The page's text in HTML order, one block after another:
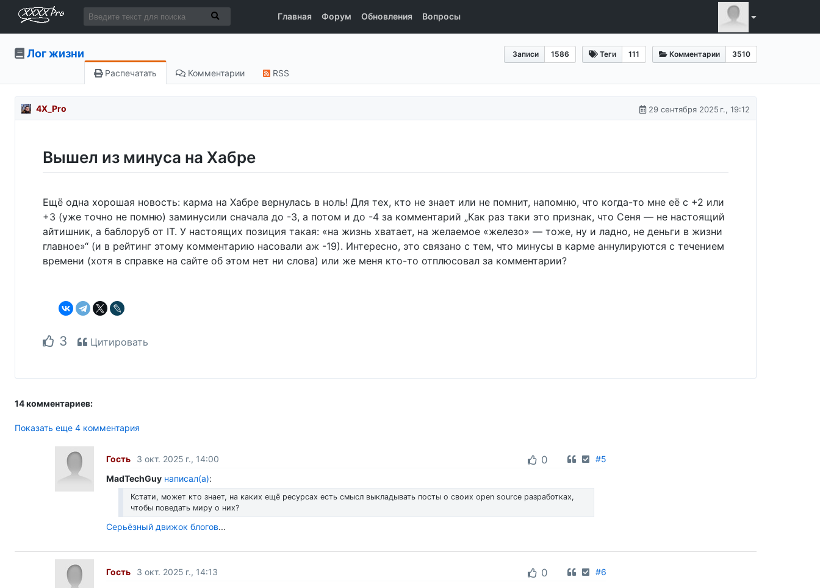
Главная Форум Обновления Вопросы
Записи 1586 Теги 111 Комментарии 3510
Лог жизни
Распечатать Комментарии RSS
4X_Pro 29 сентября 2025 г., 19:12
Вышел из минуса на Хабре
Ещё одна хорошая новость: карма на Хабре вернулась в ноль! Для тех, кто не знает или не помнит, напомню, что когда-то мне её с +2 или
+3 (уже точно не помню) заминусили сначала до -3, а потом и до -4 за комментарий „Как раз таки это признак, что Сеня — не настоящий
айтишник, а баблоруб от IT. У настоящих позиция такая: «на жизнь хватает, на желаемое «железо» — тоже, ну и ладно, не деньги в жизни
главное»“ (и в рейтинг этому комментарию насовали аж -19). Интересно, это связано с тем, что минусы в карме аннулируются с течением
времени (хотя в справке на сайте об этом нет ни слова) или же меня кто-то отплюсовал за комментарии?
3 Цитировать
14 комментариев:
Показать еще 4 комментария
Гость 3 окт. 2025 г., 14:00 0
#5
MadTechGuy написал(а):
Кстати, может кто знает, на каких ещё ресурсах есть смысл выкладывать посты о своих open source разработках,
чтобы поведать миру о них?
Серьёзный движок блогов...
Гость 3 окт. 2025 г., 14:13 0 #6